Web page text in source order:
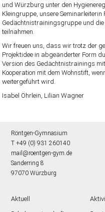
und Würzburg unter den
Kleingruppe, unsere Seminarleiterin
Gedächtnistrainingsgruppe und
teilnahmen.
Wir freuen uns, dass wir trotz der
Projektidee in abgeänderter Form
Version des Gedächtnistrainings
Kooperation mit dem Wohnstift,
weitergeführt wird.
Isabel Öhrlein, Lilian Wagner
Röntgen-Gymnasium
T +49 (0) 931 260140
mail@roentgen-gym.de
Sanderring 8
97070 Würzburg
Aktuell